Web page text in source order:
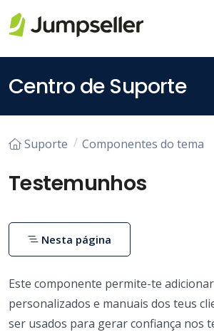
Centro de Suporte
Suporte Componentes do tema
Testemunhos
Este componente permite-te adicionar
personalizados e manuais dos teus
ser usados para gerar confiança nos
Nesta página